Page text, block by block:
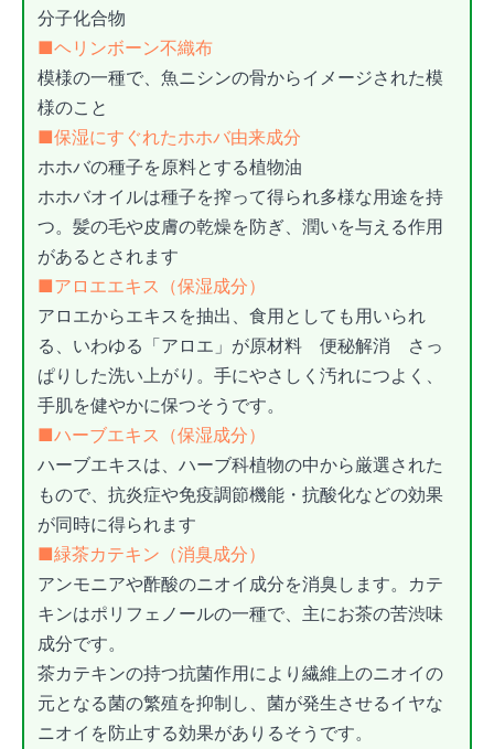
分子化合物
■ヘリンボーン不織布
模様の一種で、魚ニシンの骨からイメージされた模
様のこと
■保湿にすぐれたホホバ由来成分
ホホバの種子を原料とする植物油
ホホバオイルは種子を搾って得られ多様な用途を持
つ。髪の毛や皮膚の乾燥を防ぎ、潤いを与える作用
があるとされます
■アロエエキス（保湿成分）
アロエからエキスを抽出、食用としても用いられ
る、いわゆる「アロエ」が原材料 便秘解消 さっ
ぱりした洗い上がり。手にやさしく汚れにつよく、
手肌を健やかに保つそうです。
■ハーブエキス（保湿成分）
ハーブエキスは、ハーブ科植物の中から厳選された
もので、抗炎症や免疫調節機能・抗酸化などの効果
が同時に得られます
■緑茶カテキン（消臭成分）
アンモニアや酢酸のニオイ成分を消臭します。カテ
キンはポリフェノールの一種で、主にお茶の苦渋味
成分です。
茶カテキンの持つ抗菌作用により繊維上のニオイの
元となる菌の繁殖を抑制し、菌が発生させるイヤな
ニオイを防止する効果がありるそうです。